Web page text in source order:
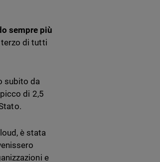
sempre più
terzo di tutti
subito da
di 2,5
è stata
e